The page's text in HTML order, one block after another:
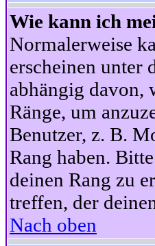
Wie kann ich
Normalerweise
erscheinen unter
abhängig davon,
Ränge, um
Benutzer, z. B.
Rang haben.
deinen Rang zu
treffen, der
Nach oben